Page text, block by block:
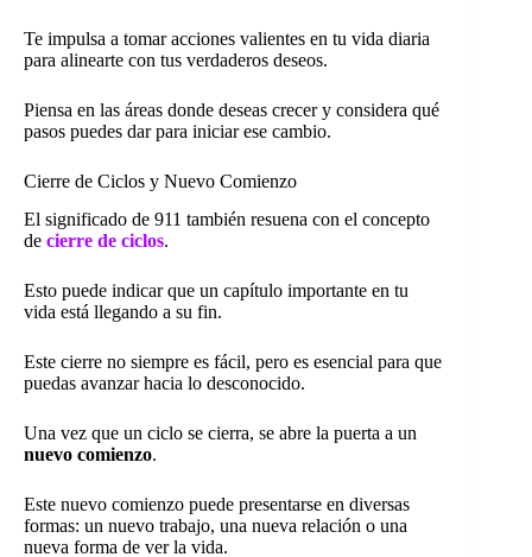
Te impulsa a tomar acciones valientes en tu vida diaria
para alinearte con tus verdaderos deseos.
Piensa en las áreas donde deseas crecer y considera qué
pasos puedes dar para iniciar ese cambio.
Cierre de Ciclos y Nuevo Comienzo
El significado de 911 también resuena con el concepto
de cierre de ciclos.
Esto puede indicar que un capítulo importante en tu
vida está llegando a su fin.
Este cierre no siempre es fácil, pero es esencial para que
puedas avanzar hacia lo desconocido.
Una vez que un ciclo se cierra, se abre la puerta a un
nuevo comienzo.
Este nuevo comienzo puede presentarse en diversas
formas: un nuevo trabajo, una nueva relación o una
nueva forma de ver la vida.